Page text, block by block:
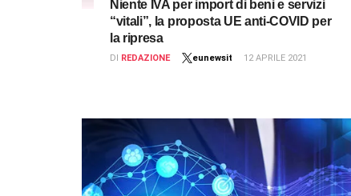
Niente IVA per import di beni e servizi
“vitali”, la proposta UE anti-COVID per
la ripresa
DI REDAZIONE eunewsit 12 APRILE 2021